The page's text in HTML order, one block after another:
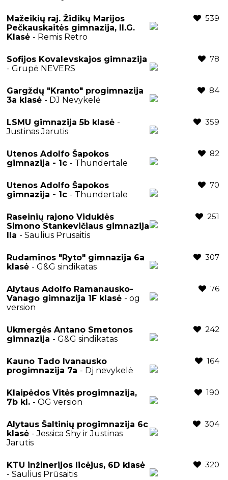
Mažeikių raj. Židikų Marijos
Pečkauskaitės gimnazija, II.G.
Klasė - Remis Retro
539
Sofijos Kovalevskajos gimnazija
- Grupė NEVERS
78
Gargždų "Kranto" progimnazija
3a klasė - DJ Nevykelė
84
LSMU gimnazija 5b klasė -
Justinas Jarutis
359
Utenos Adolfo Šapokos
gimnazija - 1c - Thundertale
82
Utenos Adolfo Šapokos
gimnazija - 1c - Thundertale
70
Raseinių rajono Viduklės
Simono Stankevičiaus gimnazija
IIa - Saulius Prusaitis
251
Rudaminos "Ryto" gimnazija 6a
klasė - G&G sindikatas
307
Alytaus Adolfo Ramanausko-
Vanago gimnazija 1F klasė - og
version
76
Ukmergės Antano Smetonos
gimnazija - G&G sindikatas
242
Kauno Tado Ivanausko
progimnazija 7a - Dj nevykelė
164
Klaipėdos Vitės progimnazija,
7b kl. - OG version
190
Alytaus Šaltinių progimnazija 6c
klasė - Jessica Shy ir Justinas
Jarutis
304
KTU inžinerijos licėjus, 6D klasė
- Saulius Prūsaitis
320